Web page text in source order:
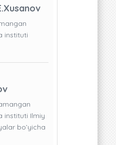
instituti
instituti Ilmiy
bo’yicha